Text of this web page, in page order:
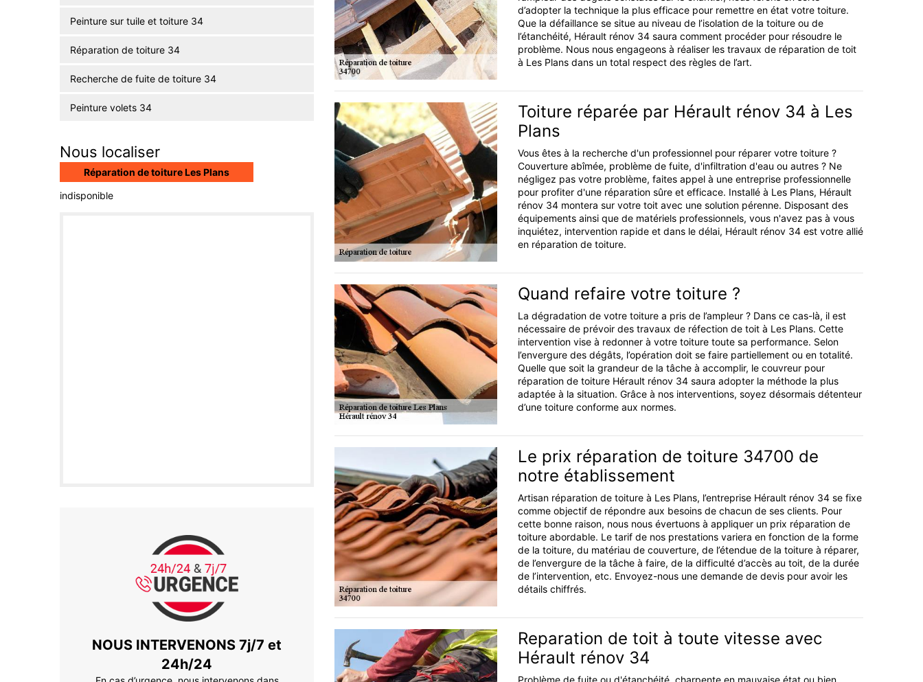
Peinture sur tuile et toiture 34
Réparation de toiture 34
Recherche de fuite de toiture 34
Peinture volets 34
Nous localiser
Réparation de toiture Les Plans
indisponible
NOUS INTERVENONS 7j/7 et
24h/24
d’adopter la technique la plus efficace pour remettre en état votre toiture.
Que la défaillance se situe au niveau de l’isolation de la toiture ou de
l’étanchéité, Hérault rénov 34 saura comment procéder pour résoudre le
problème. Nous nous engageons à réaliser les travaux de réparation de toit
à Les Plans dans un total respect des règles de l’art.
Toiture réparée par Hérault rénov 34 à Les
Plans
Vous êtes à la recherche d'un professionnel pour réparer votre toiture ?
Couverture abîmée, problème de fuite, d'infiltration d'eau ou autres ? Ne
négligez pas votre problème, faites appel à une entreprise professionnelle
pour profiter d'une réparation sûre et efficace. Installé à Les Plans, Hérault
rénov 34 montera sur votre toit avec une solution pérenne. Disposant des
équipements ainsi que de matériels professionnels, vous n'avez pas à vous
inquiétez, intervention rapide et dans le délai, Hérault rénov 34 est votre allié
en réparation de toiture.
Quand refaire votre toiture ?
La dégradation de votre toiture a pris de l’ampleur ? Dans ce cas-là, il est
nécessaire de prévoir des travaux de réfection de toit à Les Plans. Cette
intervention vise à redonner à votre toiture toute sa performance. Selon
l’envergure des dégâts, l’opération doit se faire partiellement ou en totalité.
Quelle que soit la grandeur de la tâche à accomplir, le couvreur pour
réparation de toiture Hérault rénov 34 saura adopter la méthode la plus
adaptée à la situation. Grâce à nos interventions, soyez désormais détenteur
d’une toiture conforme aux normes.
Le prix réparation de toiture 34700 de
notre établissement
Artisan réparation de toiture à Les Plans, l’entreprise Hérault rénov 34 se fixe
comme objectif de répondre aux besoins de chacun de ses clients. Pour
cette bonne raison, nous nous évertuons à appliquer un prix réparation de
toiture abordable. Le tarif de nos prestations variera en fonction de la forme
de la toiture, du matériau de couverture, de l’étendue de la toiture à réparer,
de l’envergure de la tâche à faire, de la difficulté d’accès au toit, de la durée
de l’intervention, etc. Envoyez-nous une demande de devis pour avoir les
détails chiffrés.
Reparation de toit à toute vitesse avec
Hérault rénov 34